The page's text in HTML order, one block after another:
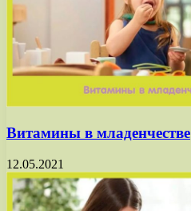
Витамины в младенчестве
12.05.2021